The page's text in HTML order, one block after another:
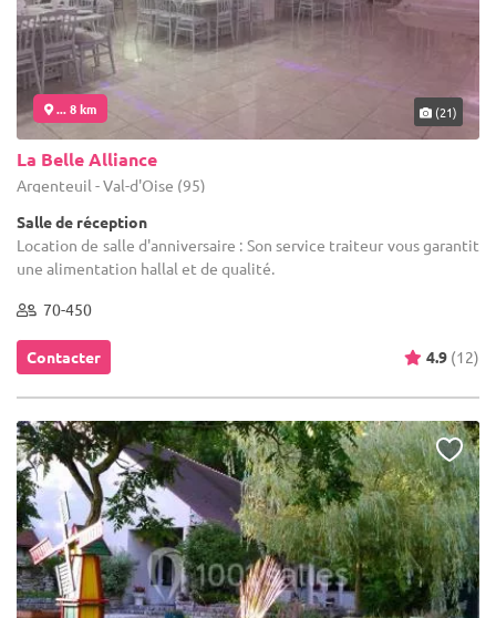
... 8 km (21)
La Belle Alliance
Argenteuil - Val-d'Oise (95)
Salle de réception
Location de salle d'anniversaire : Son service traiteur vous garantit
une alimentation hallal et de qualité.
70-450
Contacter 4.9 (12)